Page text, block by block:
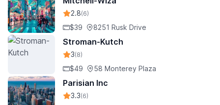
2.8(6)
$39 8251 Rusk Drive
Stroman-Kutch
3(8)
$49 58 Monterey Plaza
Parisian Inc
3.3(6)